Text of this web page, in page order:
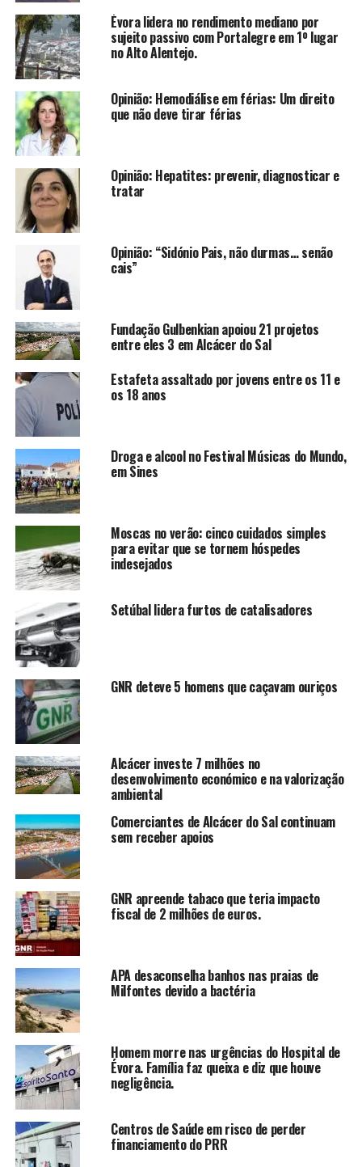
Évora lidera no rendimento mediano por
sujeito passivo com Portalegre em 1º lugar
no Alto Alentejo.
Opinião: Hemodiálise em férias: Um direito
que não deve tirar férias
Opinião: Hepatites: prevenir, diagnosticar e
tratar
Opinião: “Sidónio Pais, não durmas… senão
cais”
Fundação Gulbenkian apoiou 21 projetos
entre eles 3 em Alcácer do Sal
Estafeta assaltado por jovens entre os 11 e
os 18 anos
Droga e alcool no Festival Músicas do Mundo,
em Sines
Moscas no verão: cinco cuidados simples
para evitar que se tornem hóspedes
indesejados
Setúbal lidera furtos de catalisadores
GNR deteve 5 homens que caçavam ouriços
Alcácer investe 7 milhões no
desenvolvimento económico e na valorização
ambiental
Comerciantes de Alcácer do Sal continuam
sem receber apoios
GNR apreende tabaco que teria impacto
fiscal de 2 milhões de euros.
APA desaconselha banhos nas praias de
Milfontes devido a bactéria
Homem morre nas urgências do Hospital de
Évora. Família faz queixa e diz que houve
negligência.
Centros de Saúde em risco de perder
financiamento do PRR